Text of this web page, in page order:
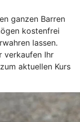
ganzen Barren
kostenfrei
lassen.
verkaufen Ihr
aktuellen Kurs